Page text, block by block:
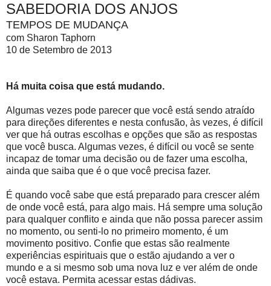
SABEDORIA DOS ANJOS
TEMPOS DE MUDANÇA
com Sharon Taphorn
10 de Setembro de 2013
Há muita coisa que está mudando.
Algumas vezes pode parecer que você está sendo atraído
para direções diferentes e nesta confusão, às vezes, é difícil
ver que há outras escolhas e opções que são as respostas
que você busca. Algumas vezes, é difícil ou você se sente
incapaz de tomar uma decisão ou de fazer uma escolha,
ainda que saiba que é o que você precisa fazer.
É quando você sabe que está preparado para crescer além
de onde você está, para algo mais. Há sempre uma solução
para qualquer conflito e ainda que não possa parecer assim
no momento, ou senti-lo no primeiro momento, é um
movimento positivo. Confie que estas são realmente
experiências espirituais que o estão ajudando a ver o
mundo e a si mesmo sob uma nova luz e ver além de onde
você estava. Permita acessar estas dádivas.